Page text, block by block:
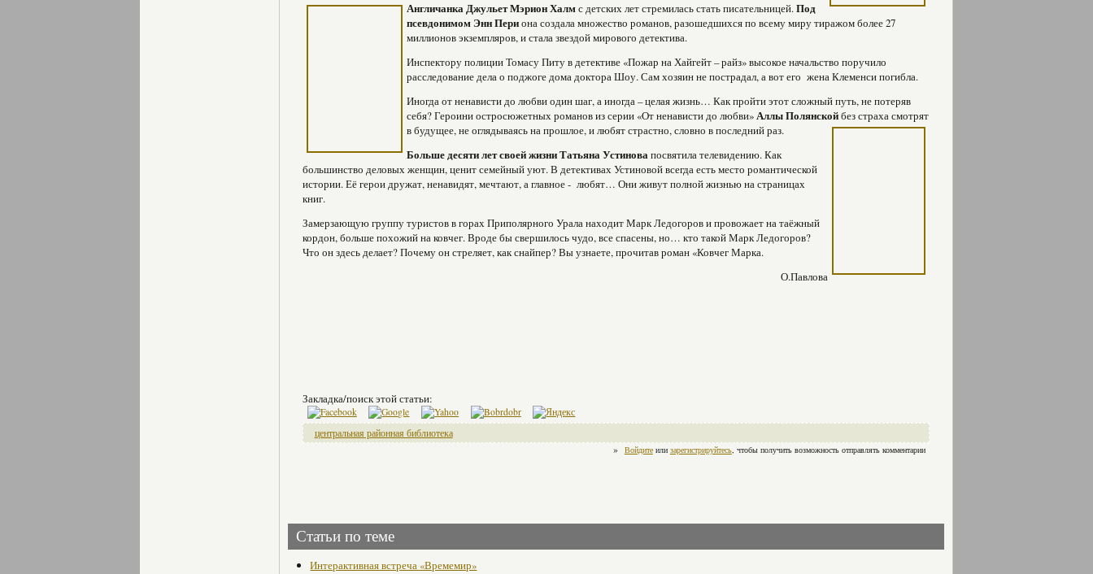
Англичанка Джульет Мэрион Халмс детских лет стремилась стать писательницей.Под
псевдонимом Энн Периона создала множество романов, разошедшихся по всему миру тиражом более 27
миллионов экземпляров, и стала звездой мирового детектива.
Инспектору полиции Томасу Питу в детективе «Пожар на Хайгейт – райз» высокое начальство поручило
расследование дела о поджоге дома доктора Шоу. Сам хозяин не пострадал, а вот его жена Клеменси погибла.
Иногда от ненависти до любви один шаг, а иногда – целая жизнь… Как пройти этот сложный путь, не потеряв
себя? Героини остросюжетных романов из серии «От ненависти до любви»Аллы Полянскойбез страха смотрят
в будущее, не оглядываясь на прошлое, илюбят страстно, словно в последний раз.
Больше десяти лет своей жизни Татьяна Устиновапосвятила телевидению. Как
большинство деловых женщин, ценит семейный уют. В детективах Устиновой всегда есть место романтической
истории. Её герои дружат, ненавидят, мечтают, а главное - любят… Они живут полной жизнью на страницах
книг.
Замерзающую группу туристов в горах Приполярного Урала находит Марк Ледогоров и провожает на таёжный
кордон, больше похожий на ковчег. Вроде бы свершилось чудо, все спасены, но… кто такой Марк Ледогоров?
Что он здесь делает? Почему он стреляет, как снайпер? Вы узнаете, прочитав роман «Ковчег Марка.
О.Павлова
Закладка/поиск этой статьи:
центральная районная библиотека
»
Войдитеили зарегистрируйтесь, чтобы получить возможность отправлять комментарии
Статьи по теме
Интерактивная встреча «Времемир»